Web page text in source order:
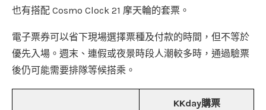
也有搭配 Cosmo Clock 21 摩天輪的套票。
電子票券可以省下現場選擇票種及付款的時間，但不等於
優先入場。週末、連假或夜景時段人潮較多時，通過驗票
後仍可能需要排隊等候搭乘。
KKday購票